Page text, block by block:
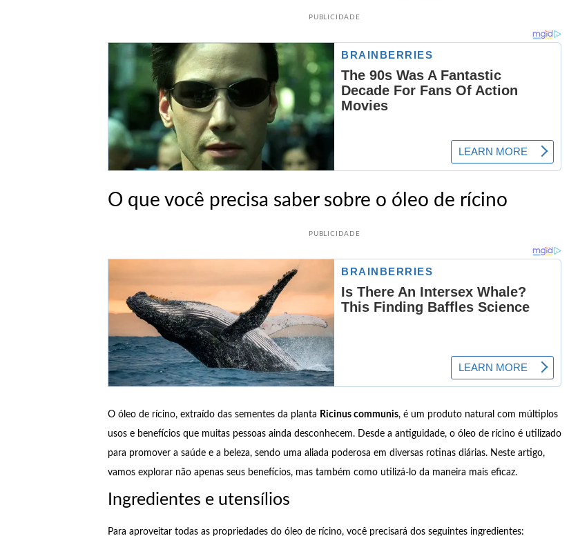
PUBLICIDADE
O que você precisa saber sobre o óleo de rícino
PUBLICIDADE
O óleo de rícino, extraído das sementes da planta Ricinus communis, é um produto natural com múltiplos
usos e benefícios que muitas pessoas ainda desconhecem. Desde a antiguidade, o óleo de rícino é utilizado
para promover a saúde e a beleza, sendo uma aliada poderosa em diversas rotinas diárias. Neste artigo,
vamos explorar não apenas seus benefícios, mas também como utilizá-lo da maneira mais eficaz.
Ingredientes e utensílios
Para aproveitar todas as propriedades do óleo de rícino, você precisará dos seguintes ingredientes: